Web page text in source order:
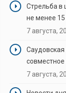
Стрельба в
не менее
7 августа,
7 августа,